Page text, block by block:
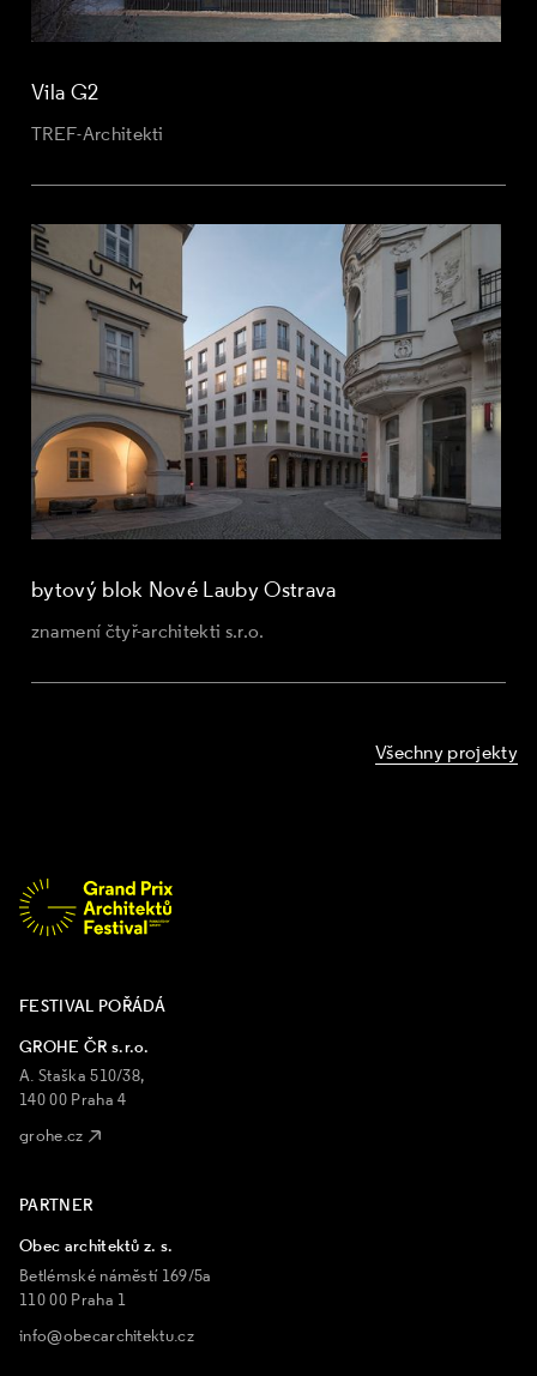
Vila G2
TREF-Architekti
bytový blok Nové Lauby Ostrava
znamení čtyř-architekti s.r.o.
Všechny projekty
FESTIVAL POŘÁDÁ
GROHE ČR s.r.o.
A. Staška 510/38,
140 00 Praha 4
grohe.cz
PARTNER
Obec architektů z. s.
Betlémské náměstí 169/5a
110 00 Praha 1
info@obecarchitektu.cz